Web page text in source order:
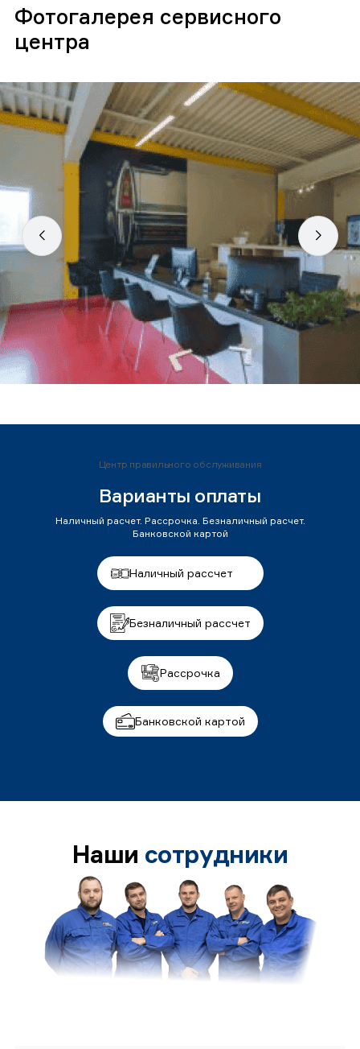
Фотогалерея сервисного
центра
Центр правильного обслуживания
Варианты оплаты
Наличный расчет. Рассрочка. Безналичный расчет.
Банковской картой
Наличный рассчет
Безналичный рассчет
Рассрочка
Банковской картой
Наши сотрудники